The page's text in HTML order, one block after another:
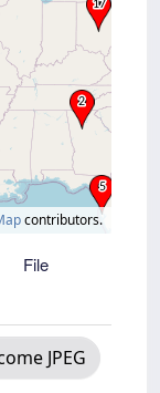
contributors.
File
JPEG